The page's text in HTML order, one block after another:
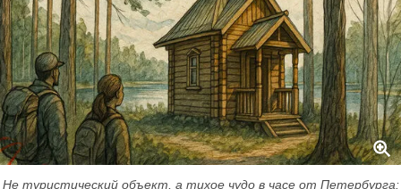
Не туристический объект, а тихое чудо в часе от Петербурга: